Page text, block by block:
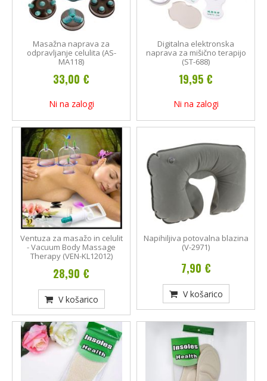
Masažna naprava za
odpravljanje celulita (AS-
MA118)
33,00 €
Ni na zalogi
Digitalna elektronska
naprava za mišično terapijo
(ST-688)
19,95 €
Ni na zalogi
Ventuza za masažo in celulit
- Vacuum Body Massage
Therapy (VEN-KL12012)
28,90 €
V košarico
Napihiljiva potovalna blazina
(V-2971)
7,90 €
V košarico